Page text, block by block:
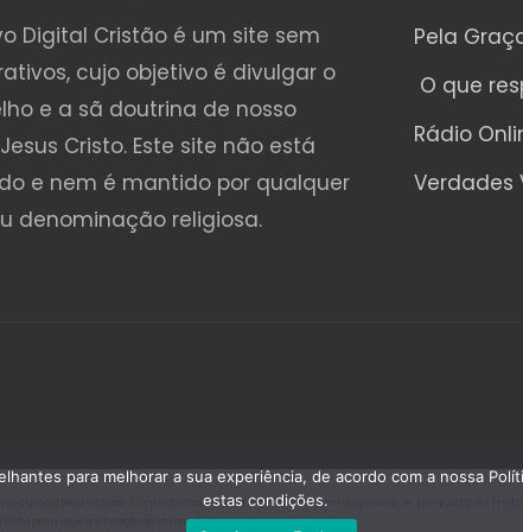
Digital Cristão é um site sem
cujo objetivo é divulgar o
e a sã doutrina de nosso
Cristo. Este site não está
e nem é mantido por qualquer
denominação religiosa.
Pela
O que
Rádio
Verdades
autoral seja violado. Contudo, caso seja encontrado algum arquivo que, por qualquer
para que a situação seja imediatamente regularizada.
para melhorar a sua experiência, de acordo com a nossa
estas condições.